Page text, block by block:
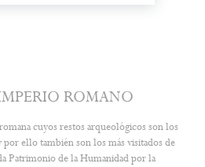
ROMANO
cuyos restos arqueológicos son los
ello también son los más visitados de
Patrimonio de la Humanidad por la